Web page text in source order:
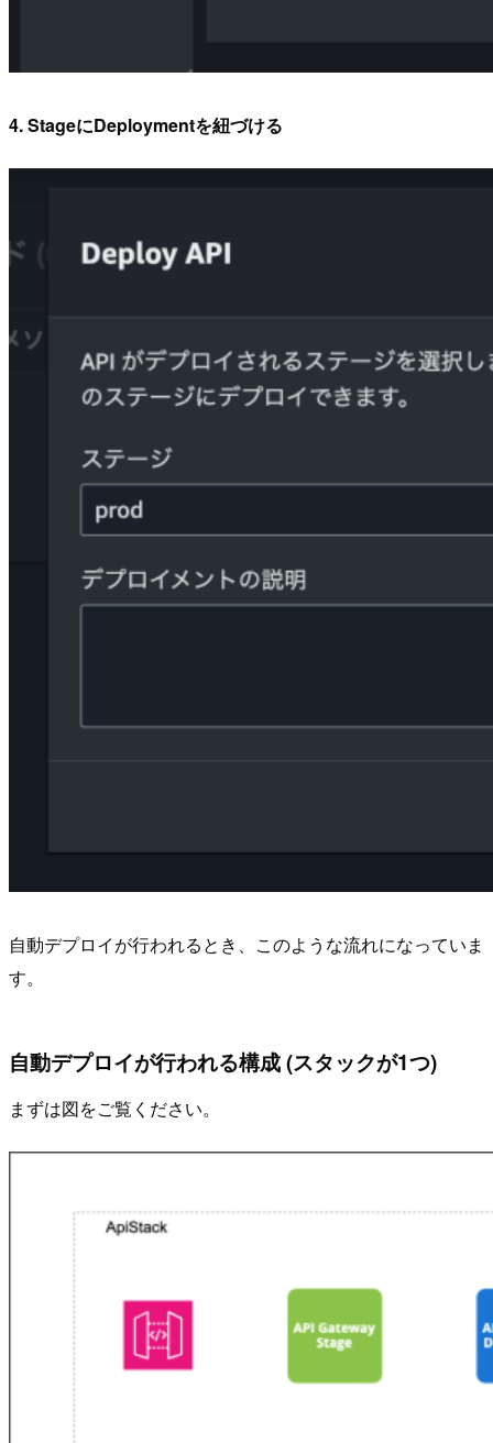
4. StageにDeploymentを紐づける
自動デプロイが行われるとき、このような流れになっていま
す。
自動デプロイが行われる構成 (スタックが1つ)
まずは図をご覧ください。